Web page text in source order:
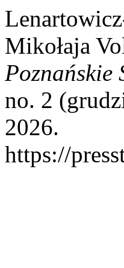
Mikołaja
Poznańskie
no. 2
2026.
https://